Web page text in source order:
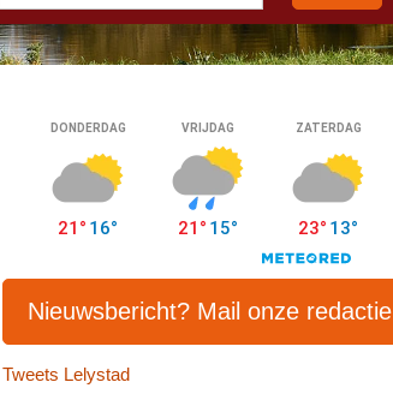
Nieuwsbericht? Mail onze redactie
Tweets Lelystad